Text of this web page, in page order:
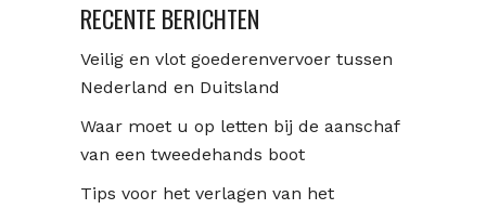
RECENTE BERICHTEN
Veilig en vlot goederenvervoer tussen
Nederland en Duitsland
Waar moet u op letten bij de aanschaf
van een tweedehands boot
Tips voor het verlagen van het